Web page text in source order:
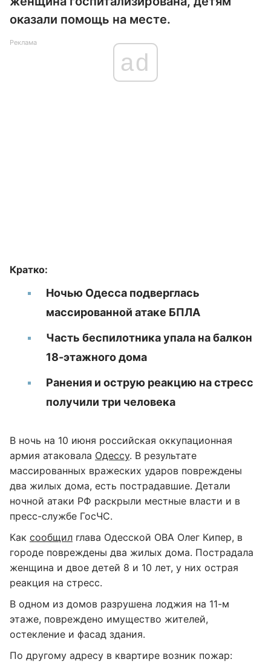
оказали помощь на месте.
Реклама
ad
Кратко:
Ночью Одесса подверглась
массированной атаке БПЛА
Часть беспилотника упала на балкон
18-этажного дома
Ранения и острую реакцию на стресс
получили три человека
В ночь на 10 июня российская оккупационная
армия атаковала Одессу. В результате
массированных вражеских ударов повреждены
два жилых дома, есть пострадавшие. Детали
ночной атаки РФ раскрыли местные власти и в
пресс-службе ГосЧС.
Как сообщил глава Одесской ОВА Олег Кипер, в
городе повреждены два жилых дома. Пострадала
женщина и двое детей 8 и 10 лет, у них острая
реакция на стресс.
В одном из домов разрушена лоджия на 11-м
этаже, повреждено имущество жителей,
остекление и фасад здания.
По другому адресу в квартире возник пожар: